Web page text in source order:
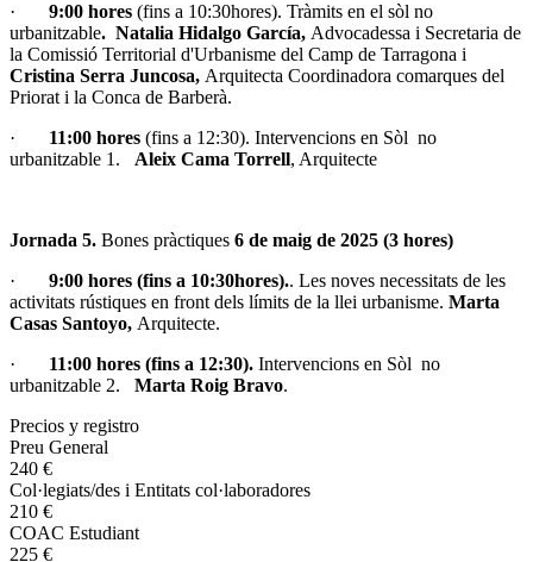
· 9:00 hores (fins a 10:30hores). Tràmits en el sòl no
urbanitzable. Natalia Hidalgo García, Advocadessa i Secretaria de
la Comissió Territorial d'Urbanisme del Camp de Tarragona i
Cristina Serra Juncosa, Arquitecta Coordinadora comarques del
Priorat i la Conca de Barberà.
· 11:00 hores (fins a 12:30). Intervencions en Sòl no
urbanitzable 1. Aleix Cama Torrell, Arquitecte
Jornada 5. Bones pràctiques 6 de maig de 2025 (3 hores)
· 9:00 hores (fins a 10:30hores).. Les noves necessitats de les
activitats rústiques en front dels límits de la llei urbanisme. Marta
Casas Santoyo, Arquitecte.
· 11:00 hores (fins a 12:30). Intervencions en Sòl no
urbanitzable 2. Marta Roig Bravo.
Precios y registro
Preu General
240 €
Col·legiats/des i Entitats col·laboradores
210 €
COAC Estudiant
225 €